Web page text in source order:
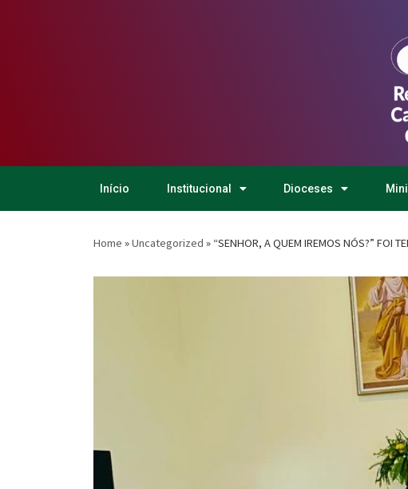
Início Institucional Dioceses
Home »Uncategorized » “SENHOR, A QUEM IREMOS NÓS?” FOI